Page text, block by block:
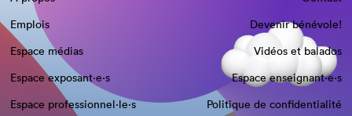
Emplois
Devenir bénévole!
Espace médias
Vidéos et balados
Espace exposant·e⋅s
Espace enseignant·e⋅s
Espace professionnel·le⋅s
Politique de confidentialité